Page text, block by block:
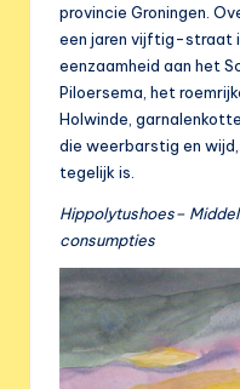
provincie Groningen.
een jaren vijftig-straat
eenzaamheid aan het
Piloersema, het
Holwinde,
die weerbarstig en
tegelijk is.
Hippolytushoes–
consumpties